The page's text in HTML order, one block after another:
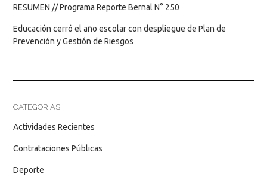
RESUMEN // Programa Reporte Bernal N° 250
Educación cerró el año escolar con despliegue de Plan de
Prevención y Gestión de Riesgos
CATEGORÍAS
Actividades Recientes
Contrataciones Públicas
Deporte